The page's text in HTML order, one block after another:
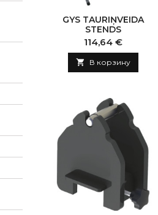
GYS TAURIŅVEIDA
STENDS
Цена
114,64 €
 В корзину